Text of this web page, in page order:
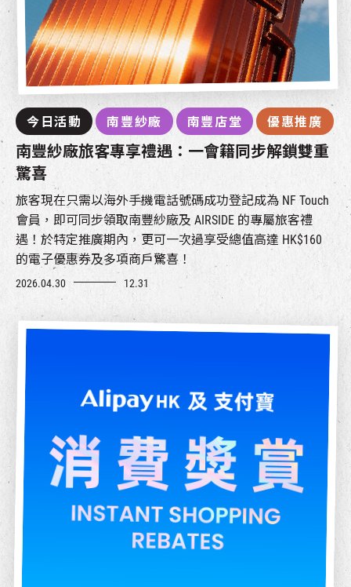
今日活動 南豐紗廠 南豐店堂 優惠推廣
南豐紗廠旅客專享禮遇：一會籍同步解鎖雙重
驚喜
旅客現在只需以海外手機電話號碼成功登記成為 NF Touch
會員，即可同步領取南豐紗廠及 AIRSIDE 的專屬旅客禮
遇！於特定推廣期內，更可一次過享受總值高達 HK$160
的電子優惠券及多項商戶驚喜！
2026.04.30 12.31